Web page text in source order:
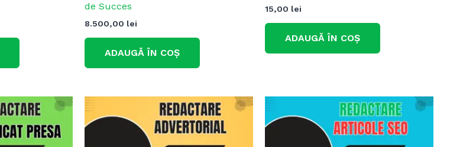
de Succes
8.500,00 lei
ADAUGĂ ÎN COȘ
15,00 lei
ADAUGĂ ÎN COȘ